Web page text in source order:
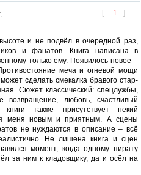
[ -1 ]
и не подвёл в очередной раз,
и фанатов. Книга написана в
только ему. Появилось новое –
меча и огневой мощи
сделать смекалка бравого стар-
Сюжет классический: спецлужбы,
возвращение, любовь, счастливый
также присутствует некий
меня новым и приятным. А сцены
не нуждаются в описание – всё
Не лишена книга и сцен
момент, когда одному пирату
за ним к кладовщику, да и осёл на